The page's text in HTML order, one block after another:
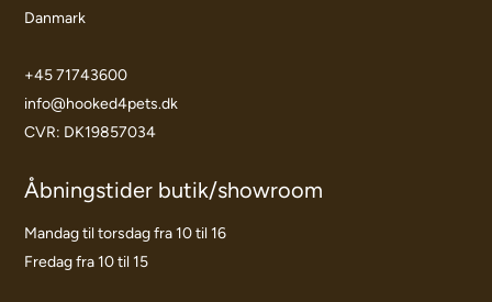
Danmark
+45 71743600
info@hooked4pets.dk
CVR: DK19857034
Åbningstider butik/showroom
Mandag til torsdag fra 10 til 16
Fredag fra 10 til 15